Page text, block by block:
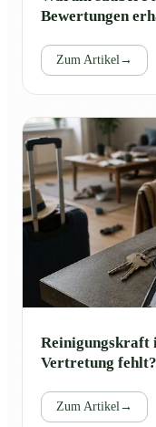
Bewertungen
Zum Artikel →
Reinigungskraft
Vertretung fehlt?
Zum Artikel →